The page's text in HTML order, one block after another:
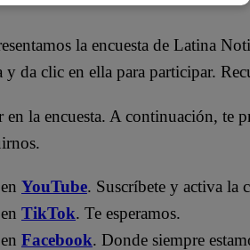
la encuesta de Latina
y da clic en ella para participar.
la encuesta. A continuación, te
YouTube. Suscríbete y activa la
TikTok. Te esperamos.
Facebook. Donde siempre